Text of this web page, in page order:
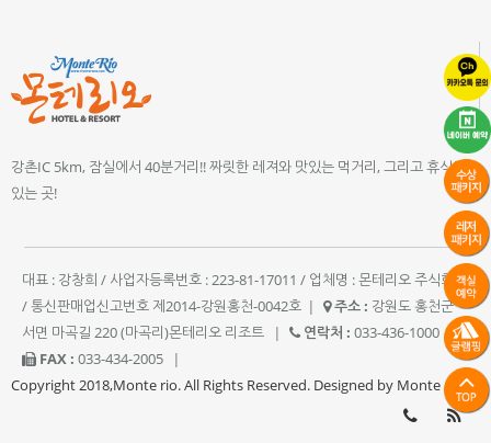
강촌IC 5km, 잠실에서 40분거리!! 짜릿한 레져와 맛있는 먹거리, 그리고 휴식이
있는 곳!
대표 : 강창희 / 사업자등록번호 : 223-81-17011 / 업체명 : 몬테리오 주식회사
/ 통신판매업신고번호 제2014-강원홍천-0042호 | 주소 : 강원도 홍천군
서면 마곡길 220 (마곡리)몬테리오 리조트
| 연락처 : 033-436-1000
|
FAX : 033-434-2005
|
Copyright 2018,Monte rio. All Rights Reserved. Designed by Monte rio.